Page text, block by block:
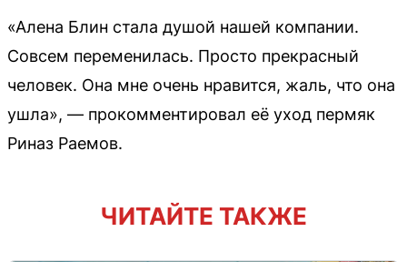
«Алена Блин стала душой нашей компании.
Совсем переменилась. Просто прекрасный
человек. Она мне очень нравится, жаль, что она
ушла», — прокомментировал её уход пермяк
Риназ Раемов.
ЧИТАЙТЕ ТАКЖЕ